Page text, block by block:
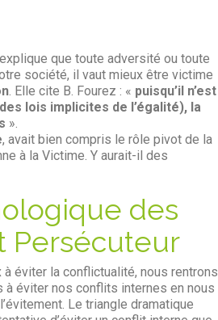
que toute adversité ou toute
société, il vaut mieux être victime
. Elle cite B. Fourez : « puisqu’il n’est
lois implicites de l’égalité), la
».
, avait bien compris le rôle pivot de la
à la Victime. Y aurait-il des
des
Persécuteur
à éviter la conflictualité, nous rentrons
à éviter nos conflits internes en nous
Le triangle dramatique